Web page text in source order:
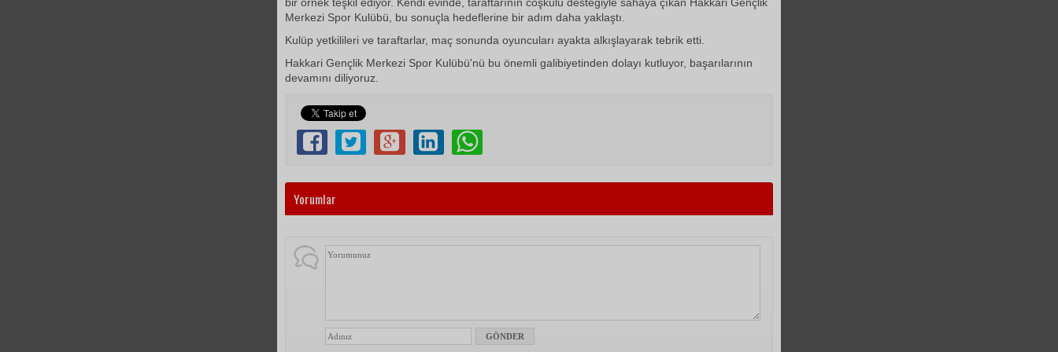
Merkezi Spor Kulübü, bu sonuçla hedeflerine bir adım daha yaklaştı.
Kulüp yetkilileri ve taraftarlar, maç sonunda oyuncuları ayakta alkışlayarak tebrik etti.
Hakkari Gençlik Merkezi Spor Kulübü'nü bu önemli galibiyetinden dolayı kutluyor, başarılarının
devamını diliyoruz.
Yorumlar